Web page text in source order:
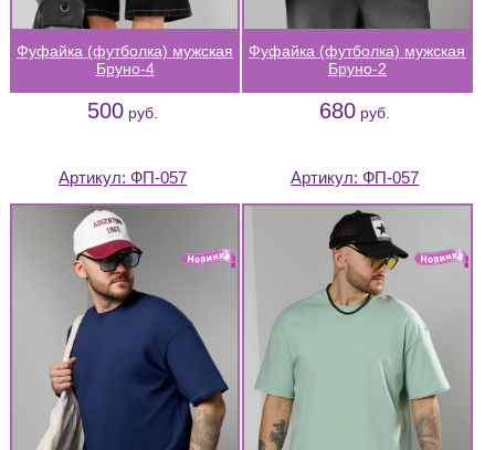
Фуфайка (футболка) мужская
Бруно-4
500 руб.
Фуфайка (футболка) мужская
Бруно-2
680 руб.
Артикул:ФП-057 Артикул:ФП-057